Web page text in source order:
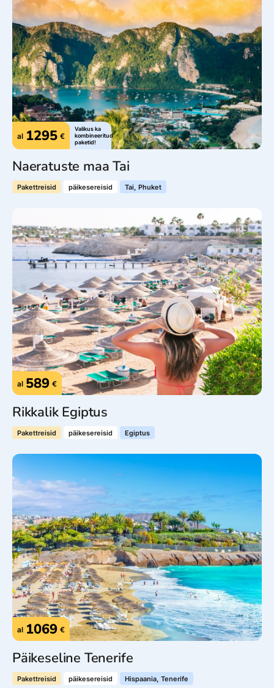
al 1295 €
Valikus ka
kombineeritud
paketid!
Naeratuste maa Tai
Pakettreisid päikesereisid Tai, Phuket
al 589 €
Rikkalik Egiptus
Pakettreisid päikesereisid Egiptus
al 1069 €
Päikeseline Tenerife
Pakettreisid päikesereisid Hispaania, Tenerife